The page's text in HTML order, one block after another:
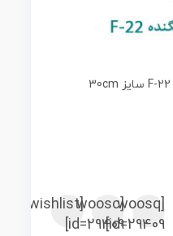
[yith_wcwl_add_to_wishlist]
[woosc
id=29409]
[woosq
id=29409]